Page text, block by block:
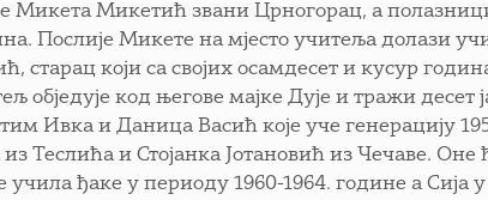
Микета Микетић звани Црногорац, а
Послије Микете на мјесто учитеља долази
старац који са својих осамдесет и кусур
обједује код његове мајке Дује и тражи десет
Ивка и Даница Васић које уче генерацију
Теслића и Стојанка Јотановић из Чечаве. Оне
учила ђаке у периоду 1960-1964. године а Сија